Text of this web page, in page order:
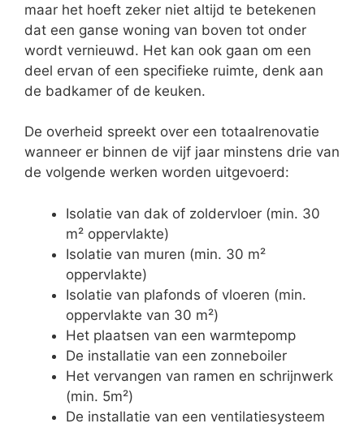
maar het hoeft zeker niet altijd te betekenen
dat een ganse woning van boven tot onder
wordt vernieuwd. Het kan ook gaan om een
deel ervan of een specifieke ruimte, denk aan
de badkamer of de keuken.
De overheid spreekt over een totaalrenovatie
wanneer er binnen de vijf jaar minstens drie van
de volgende werken worden uitgevoerd:
Isolatie van dak of zoldervloer (min. 30
m² oppervlakte)
Isolatie van muren (min. 30 m²
oppervlakte)
Isolatie van plafonds of vloeren (min.
oppervlakte van 30 m²)
Het plaatsen van een warmtepomp
De installatie van een zonneboiler
Het vervangen van ramen en schrijnwerk
(min. 5m²)
De installatie van een ventilatiesysteem